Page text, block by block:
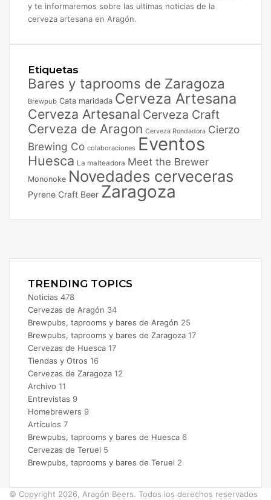
y te informaremos sobre las ultimas noticias de la
cerveza artesana en Aragón.
Etiquetas
Bares y taprooms de Zaragoza
Brewpub Cata maridada Cerveza Artesana
Cerveza Artesanal Cerveza Craft
Cerveza de Aragon Cerveza Rondadora Cierzo
Brewing Co colaboraciones Eventos
Huesca La malteadora Meet the Brewer
Mononoke Novedades cerveceras
Pyrene Craft Beer Zaragoza
TRENDING TOPICS
Noticias 478
Cervezas de Aragón 34
Brewpubs, taprooms y bares de Aragón 25
Brewpubs, taprooms y bares de Zaragoza 17
Cervezas de Huesca 17
Tiendas y Otros 16
Cervezas de Zaragoza 12
Archivo 11
Entrevistas 9
Homebrewers 9
Artículos 7
Brewpubs, taprooms y bares de Huesca 6
Cervezas de Teruel 5
Brewpubs, taprooms y bares de Teruel 2
© Copyright 2026, Aragón Beers. Todos los derechos reservados